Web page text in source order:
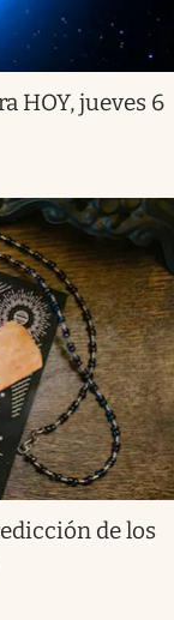
HOY, jueves 6
de los